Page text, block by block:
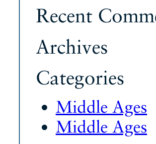
Recent
Archives
Categories
Middle Ages
Middle Ages